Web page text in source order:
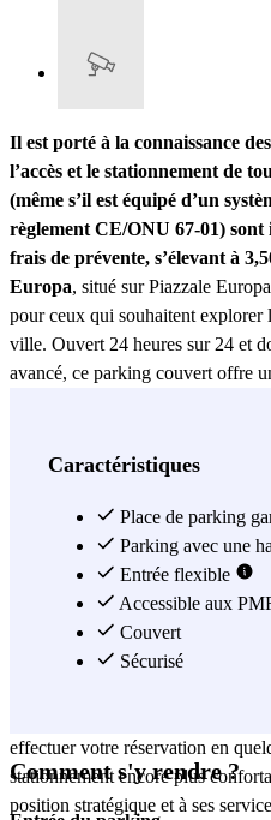
Il est porté à la connaissance
l’accès et le stationnement de
(même s’il est équipé d’un
règlement CE/ONU 67-01) sont
frais de prévente, s’élevant à
Europa, situé sur Piazzale
pour ceux qui souhaitent explorer
ville. Ouvert 24 heures sur 24 et
avancé, ce parking couvert offre
mobilité réduite, répondant ainsi
le rend idéal pour ceux qui
durables. La plupart des
trouvent dans le centre-ville,
Europa. À proximité, on trouve
grand Parc de Sant'Anna et la
visiter tous ces lieux d'intérêt
effectuer votre réservation en
stationnement encore plus
position stratégique et à ses
Caractéristiques
Place de parking
Parking avec une
Entrée flexible
Accessible aux
Couvert
Sécurisé
Comment s'y rendre ?